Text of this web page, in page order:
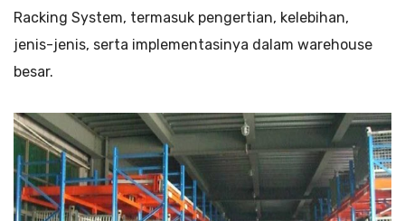
Racking System, termasuk pengertian, kelebihan,
jenis-jenis, serta implementasinya dalam warehouse
besar.